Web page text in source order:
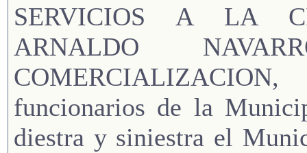
SERVICIOS A LA
ARNALDO
funcionarios de la
diestra y siniestra el